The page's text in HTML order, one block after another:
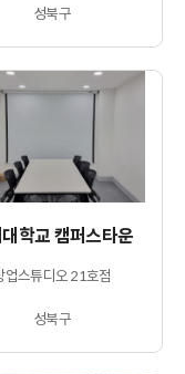
성북구
학교 캠퍼스타운
업스튜디오 21호점
성북구